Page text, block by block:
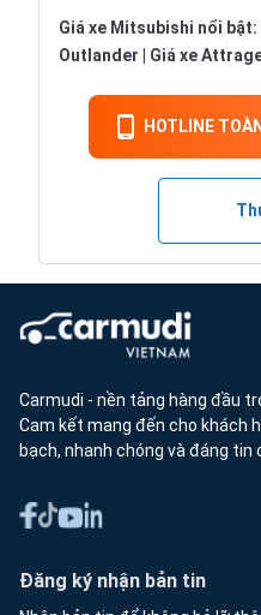
Giá xe Mitsubishi nổi bật:
Outlander
Giá xe
HOTLINE
Carmudi - nền tảng hàng đầu
Cam kết mang đến cho khách
bạch, nhanh chóng và đáng tin
Đăng ký nhận bản tin